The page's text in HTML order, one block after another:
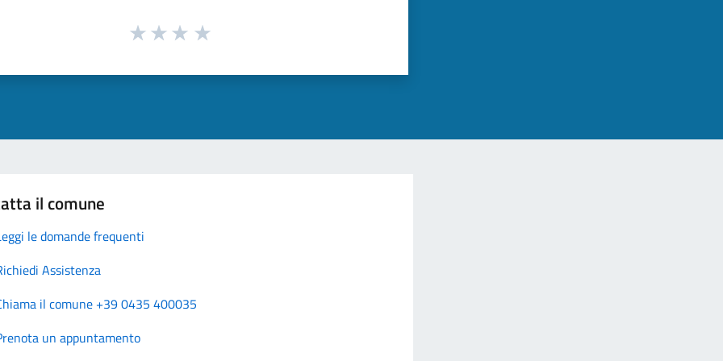
il comune
le domande frequenti
Assistenza
il comune +39 0435 400035
un appuntamento